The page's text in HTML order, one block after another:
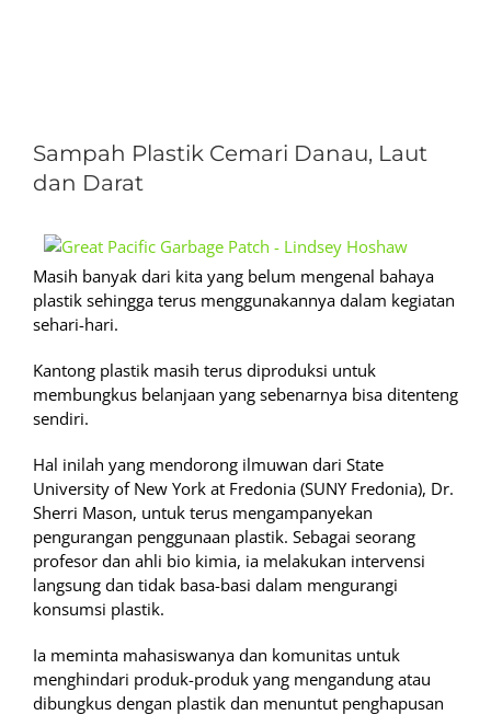
Larger
Image
Sampah Plastik Cemari Danau, Laut
dan Darat
Masih banyak dari kita yang belum mengenal bahaya
plastik sehingga terus menggunakannya dalam kegiatan
sehari-hari.
Kantong plastik masih terus diproduksi untuk
membungkus belanjaan yang sebenarnya bisa ditenteng
sendiri.
Hal inilah yang mendorong ilmuwan dari State
University of New York at Fredonia (SUNY Fredonia), Dr.
Sherri Mason, untuk terus mengampanyekan
pengurangan penggunaan plastik. Sebagai seorang
profesor dan ahli bio kimia, ia melakukan intervensi
langsung dan tidak basa-basi dalam mengurangi
konsumsi plastik.
Ia meminta mahasiswanya dan komunitas untuk
menghindari produk-produk yang mengandung atau
dibungkus dengan plastik dan menuntut penghapusan